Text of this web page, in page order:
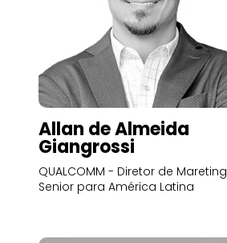
Allan de Almeida
Giangrossi
QUALCOMM - Diretor de Mareting
Senior para América Latina